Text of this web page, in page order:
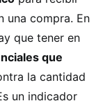
una compra. En
que tener en
que
la cantidad
un indicador